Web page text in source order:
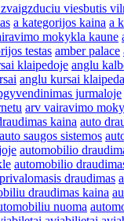
viesbutis
a kategorijos kaina a
mokykla kaune
testas amber palace
klaipedoje anglu
anglu kursai klaipeda
jurmaloje
arv vairavimo
kaina auto
auto saugos sistemos
automobilio
automobilio
draudimas
draudimas kaina
nuoma